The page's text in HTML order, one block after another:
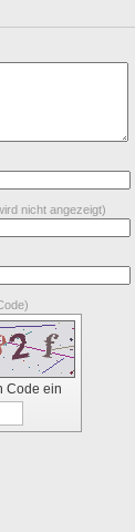
nicht angezeigt)
Code ein